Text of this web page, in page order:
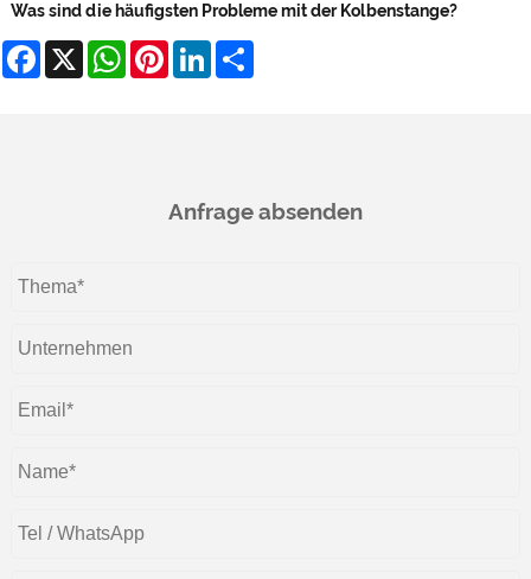
Was sind die häufigsten Probleme mit der Kolbenstange?
Facebook
X WhatsApp
PinterestLinkedIn
Anfrage absenden